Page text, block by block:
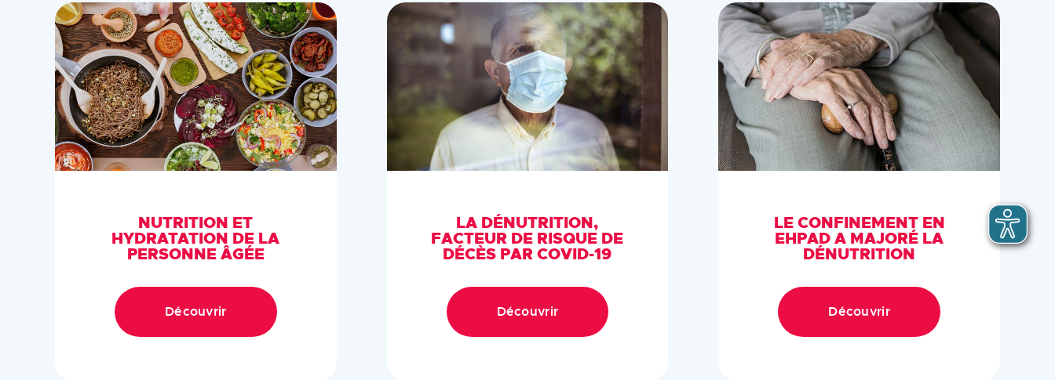
NUTRITION ET
HYDRATATION DE LA
PERSONNE ÂGÉE
Découvrir
LA DÉNUTRITION,
FACTEUR DE RISQUE DE
DÉCÈS PAR COVID-19
Découvrir
LE CONFINEMENT EN
EHPAD A MAJORÉ LA
DÉNUTRITION
Découvrir